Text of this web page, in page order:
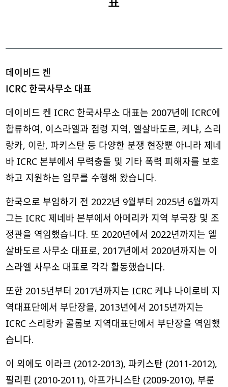
데이비드 켄
ICRC 한국사무소 대표
데이비드 켄 ICRC 한국사무소 대표는 2007년에 ICRC에
합류하여, 이스라엘과 점령 지역, 엘살바도르, 케냐, 스리
랑카, 이란, 파키스탄 등 다양한 분쟁 현장뿐 아니라 제네
바 ICRC 본부에서 무력충돌 및 기타 폭력 피해자를 보호
하고 지원하는 임무를 수행해 왔습니다.
한국으로 부임하기 전 2022년 9월부터 2025년 6월까지
그는 ICRC 제네바 본부에서 아메리카 지역 부국장 및 조
정관을 역임했습니다. 또 2020년에서 2022년까지는 엘
살바도르 사무소 대표로, 2017년에서 2020년까지는 이
스라엘 사무소 대표로 각각 활동했습니다.
또한 2015년부터 2017년까지는 ICRC 케냐 나이로비 지
역대표단에서 부단장을, 2013년에서 2015년까지는
ICRC 스리랑카 콜롬보 지역대표단에서 부단장을 역임했
습니다.
이 외에도 이라크 (2012-2013), 파키스탄 (2011-2012),
필리핀 (2010-2011), 아프가니스탄 (2009-2010), 부룬